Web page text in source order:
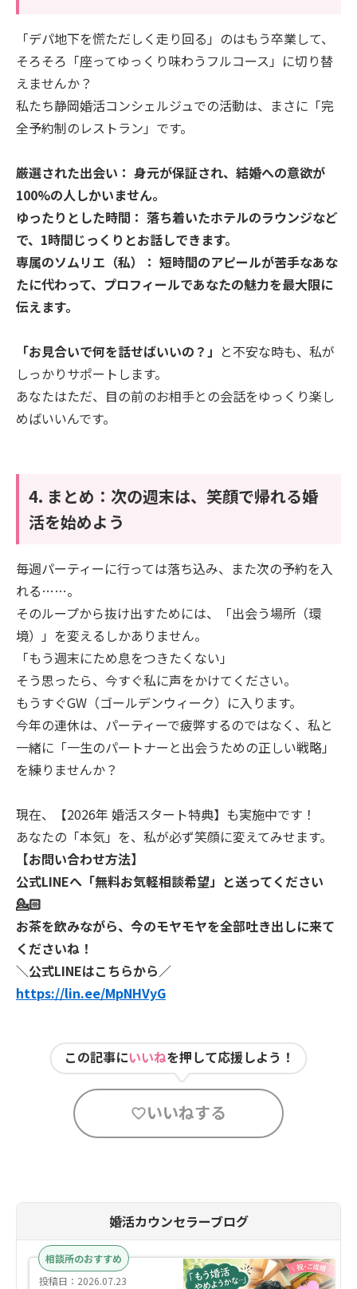
​「デパ地下を慌ただしく走り回る」のはもう卒業して、
そろそろ「座ってゆっくり味わうフルコース」に切り替
えませんか？
​私たち静岡婚活コンシェルジュでの活動は、まさに「完
全予約制のレストラン」です。
​厳選された出会い： 身元が保証され、結婚への意欲が
100%の人しかいません。
​ゆったりとした時間： 落ち着いたホテルのラウンジなど
で、1時間じっくりとお話しできます。
​専属のソムリエ（私）： 短時間のアピールが苦手なあな
たに代わって、プロフィールであなたの魅力を最大限に
伝えます。
「お見合いで何を話せばいいの？」 と不安な時も、私が
しっかりサポートします。
あなたはただ、目の前のお相手との会話をゆっくり楽し
めばいいんです。
​4. まとめ：次の週末は、笑顔で帰れる婚
活を始めよう
​毎週パーティーに行っては落ち込み、また次の予約を入
れる……。
そのループから抜け出すためには、「出会う場所（環
境）」を変えるしかありません。
​「もう週末にため息をつきたくない」
そう思ったら、今すぐ私に声をかけてください。
​もうすぐGW（ゴールデンウィーク）に入ります。
今年の連休は、パーティーで疲弊するのではなく、私と
一緒に「一生のパートナーと出会うための正しい戦略」
を練りませんか？
​現在、【2026年 婚活スタート特典】も実施中です！
あなたの「本気」を、私が必ず笑顔に変えてみせます。
​【お問い合わせ方法】
公式LINEへ「無料お気軽相談希望」と送ってください
💁🏻
お茶を飲みながら、今のモヤモヤを全部吐き出しに来て
くださいね！
​＼公式LINEはこちらから／
https://lin.ee/MpNHVyG
この記事にいいねを押して応援しよう！
いいねする
婚活カウンセラーブログ
相談所のおすすめ
投稿日：2026.07.23